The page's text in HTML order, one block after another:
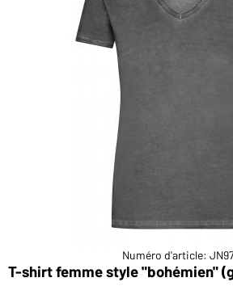
Numéro d'article:
T-shirt femme style "bohémien"